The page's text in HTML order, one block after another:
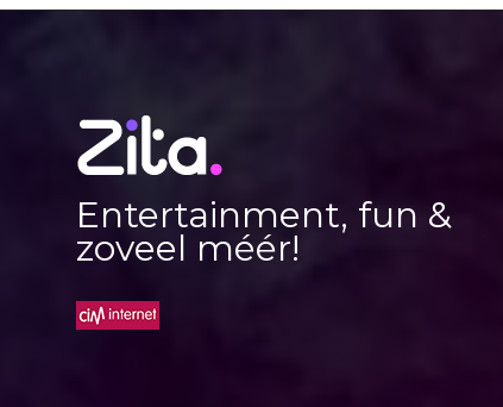
Entertainment, fun &
zoveel méér!